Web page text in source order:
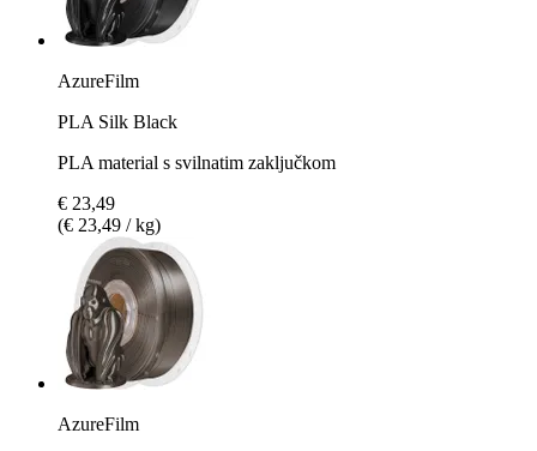
AzureFilm
PLA Silk Black
PLA material s svilnatim zaključkom
€ 23,49
(€ 23,49 / kg)
AzureFilm